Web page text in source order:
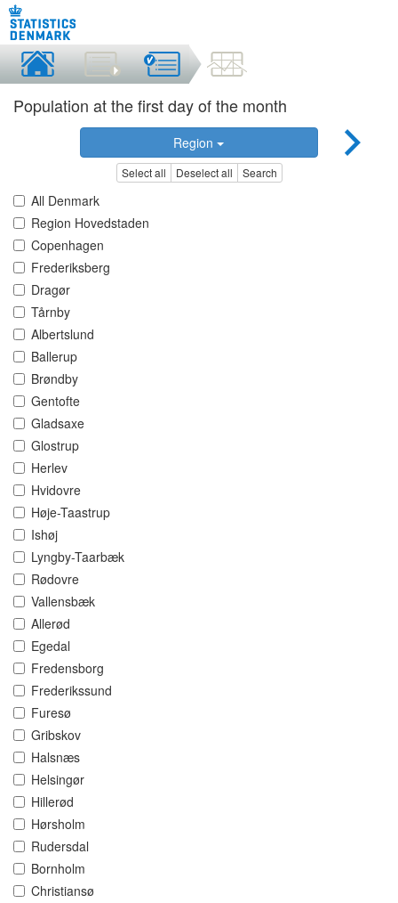
Population at the first day of the month
Region
Select all Deselect all Search
All Denmark
Region Hovedstaden
Copenhagen
Frederiksberg
Dragør
Tårnby
Albertslund
Ballerup
Brøndby
Gentofte
Gladsaxe
Glostrup
Herlev
Hvidovre
Høje-Taastrup
Ishøj
Lyngby-Taarbæk
Rødovre
Vallensbæk
Allerød
Egedal
Fredensborg
Frederikssund
Furesø
Gribskov
Halsnæs
Helsingør
Hillerød
Hørsholm
Rudersdal
Bornholm
Christiansø